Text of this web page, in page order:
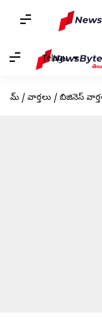
Telugu
హోమ్ / వార్తలు / బిజినెస్